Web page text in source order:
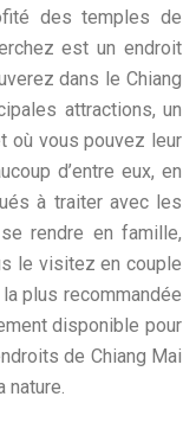
des temples de
est un endroit
dans le Chiang
attractions, un
où vous pouvez leur
d’entre eux, en
à traiter avec les
rendre en famille,
le visitez en couple
plus recommandée
disponible pour
de Chiang Mai
nature.